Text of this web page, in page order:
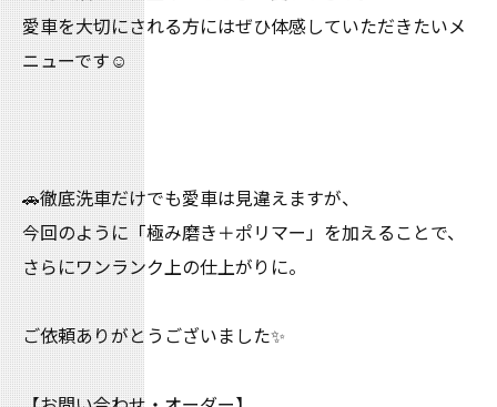
愛車を大切にされる方にはぜひ体感していただきたいメ
ニューです☺️
🚗徹底洗車だけでも愛車は見違えますが、
今回のように「極み磨き＋ポリマー」を加えることで、
さらにワンランク上の仕上がりに。
ご依頼ありがとうございました✨